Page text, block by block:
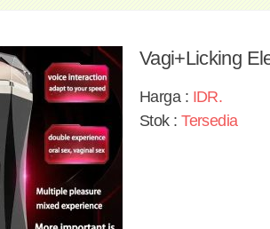
Vagi+licking
Harga : IDR.
Stok :Tersedia